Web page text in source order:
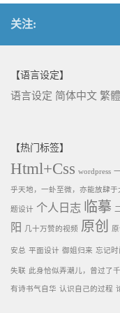
关注:
【语言设定】
语言设定 简体中文 繁
【热门标签】
Html+Css wordpress
乎天地，一虲至微，亦能放肆于
题设计 个人日志 临摹
阳
几十万赞的视频 原创
安总 平面设计 御姐归来 忘记时
失联 此身恰似弄潮儿，曾过了
有诗书气自华 认识自己的过程